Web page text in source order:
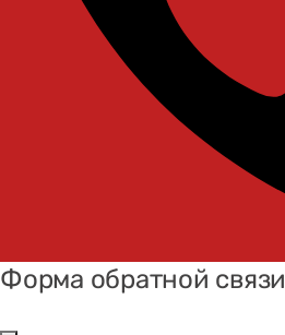
Форма обратной связи